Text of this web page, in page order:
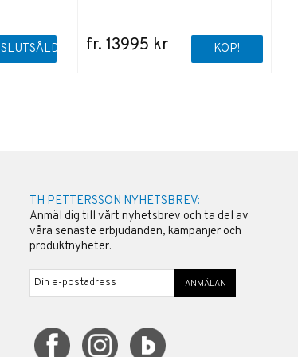
SLUTSÅLD fr. 13995 kr KÖP!
TH PETTERSSON NYHETSBREV:
Anmäl dig till vårt nyhetsbrev och ta del av
våra senaste erbjudanden, kampanjer och
produktnyheter.
ANMÄLAN